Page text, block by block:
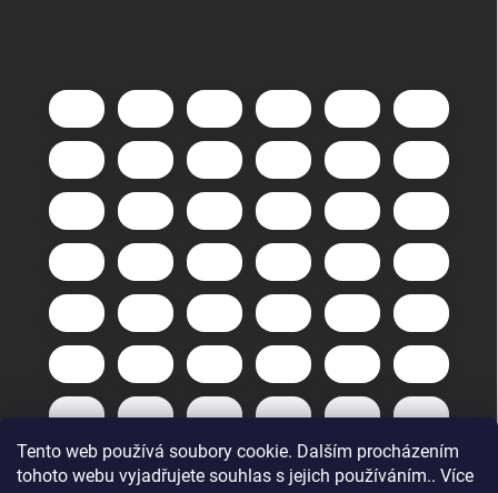
Tento web používá soubory cookie. Dalším procházením
tohoto webu vyjadřujete souhlas s jejich používáním.. Více